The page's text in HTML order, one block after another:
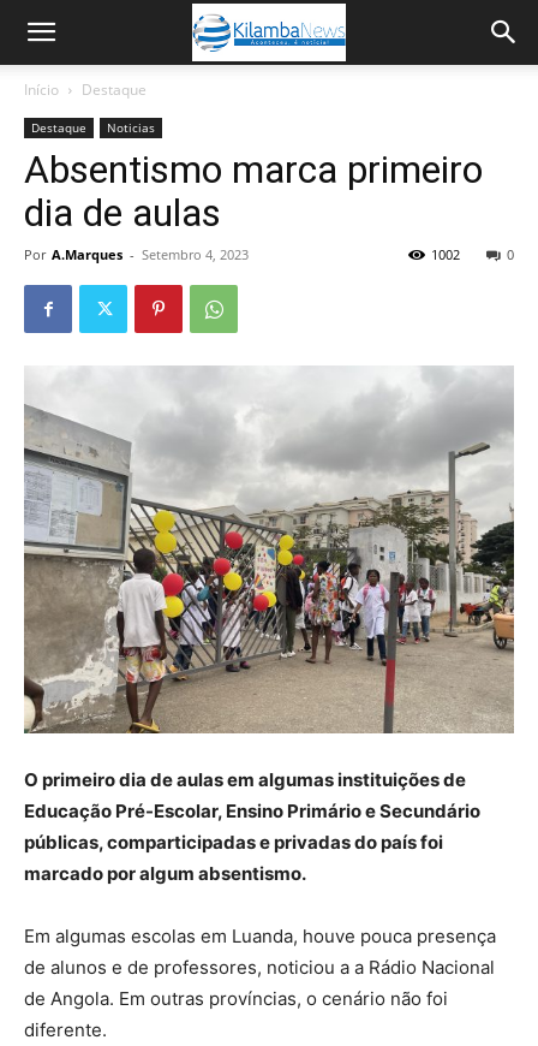
Início Destaque
Destaque Noticias
Absentismo marca primeiro
dia de aulas
Por A.Marques - Setembro 4, 2023 0
1002
O primeiro dia de aulas em algumas instituições de
Educação Pré-Escolar, Ensino Primário e Secundário
públicas, comparticipadas e privadas do país foi
marcado por algum absentismo.
Em algumas escolas em Luanda, houve pouca presença
de alunos e de professores, noticiou a a Rádio Nacional
de Angola. Em outras províncias, o cenário não foi
diferente.